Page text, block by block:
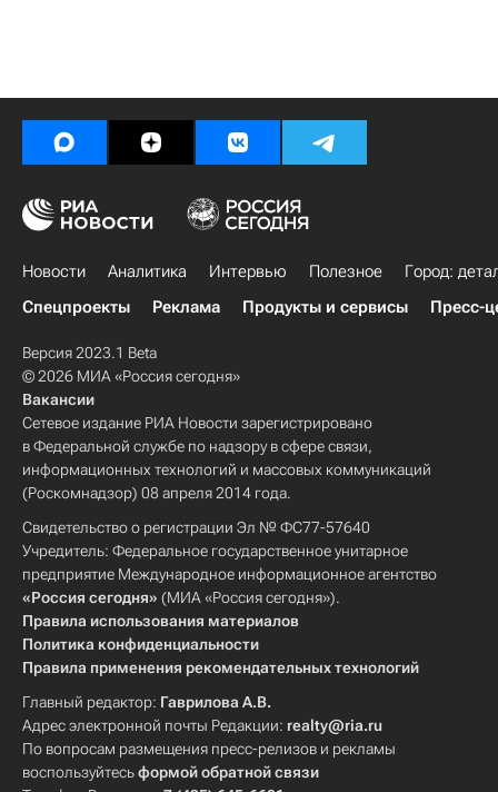
Новости Аналитика Интервью Полезное
Город:
Спецпроекты
Реклама Продукты и сервисы Пресс-
Версия 2023.1 Beta
© 2026 МИА «Россия сегодня»
Вакансии
Сетевое издание РИА Новости зарегистрировано
в Федеральной службе по надзору в сфере связи,
информационных технологий и массовых коммуникаций
(Роскомнадзор) 08 апреля 2014 года.
Свидетельство о регистрации Эл № ФС77-57640
Учредитель: Федеральное государственное унитарное
предприятие Международное информационное агентство
«Россия сегодня» (МИА «Россия сегодня»).
Правила использования материалов
Политика конфиденциальности
Правила применения рекомендательных технологий
Главный редактор: Гаврилова А.В.
Адрес электронной почты Редакции: realty@ria.ru
По вопросам размещения пресс-релизов и рекламы
воспользуйтесьформой обратной связи